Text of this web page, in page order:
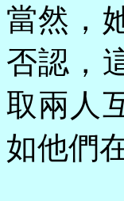
當然，
否認，
取兩人
如他們